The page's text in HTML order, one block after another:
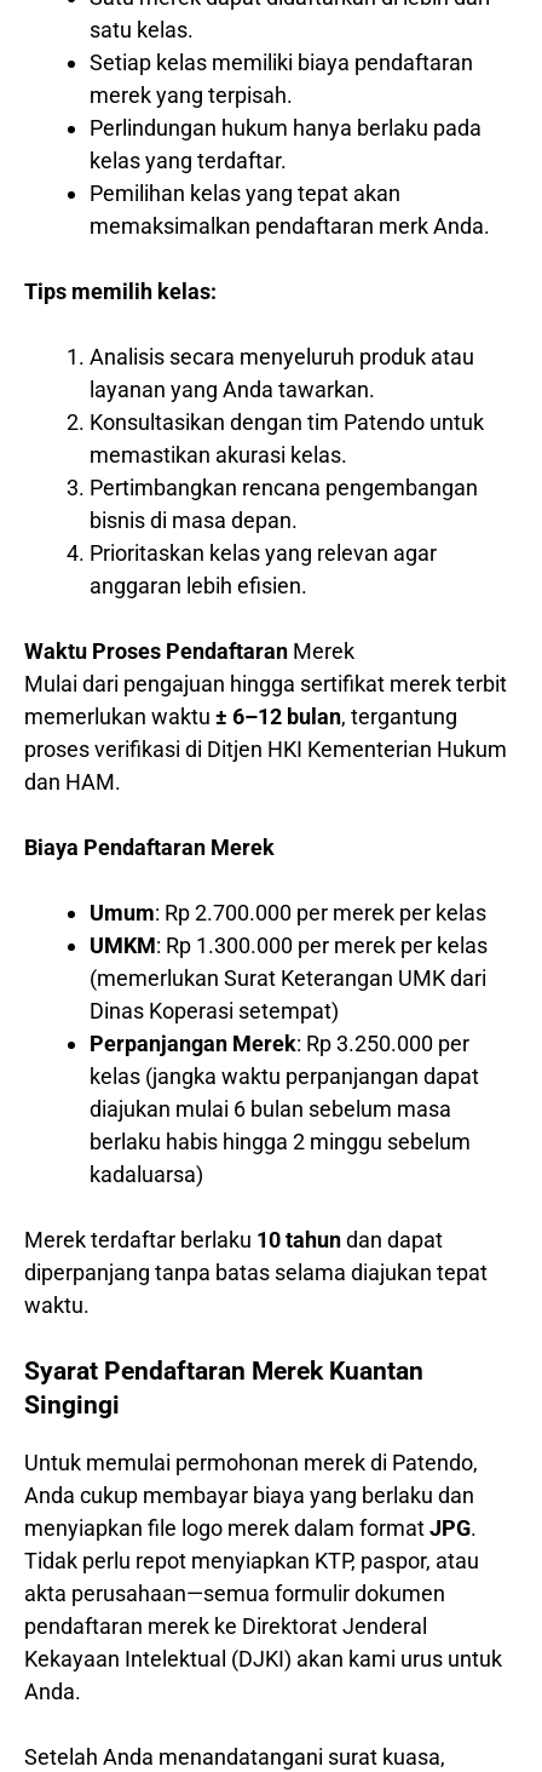
satu kelas.
Setiap kelas memiliki biaya pendaftaran
merek yang terpisah.
Perlindungan hukum hanya berlaku pada
kelas yang terdaftar.
Pemilihan kelas yang tepat akan
memaksimalkan pendaftaran merk Anda.
Tips memilih kelas:
Analisis secara menyeluruh produk atau
layanan yang Anda tawarkan.
Konsultasikan dengan tim Patendo untuk
memastikan akurasi kelas.
Pertimbangkan rencana pengembangan
bisnis di masa depan.
Prioritaskan kelas yang relevan agar
anggaran lebih efisien.
Waktu Proses Pendaftaran Merek
Mulai dari pengajuan hingga sertifikat merek terbit
memerlukan waktu ± 6–12 bulan, tergantung
proses verifikasi di Ditjen HKI Kementerian Hukum
dan HAM.
Biaya Pendaftaran Merek
Umum: Rp 2.700.000 per merek per kelas
UMKM: Rp 1.300.000 per merek per kelas
(memerlukan Surat Keterangan UMK dari
Dinas Koperasi setempat)
Perpanjangan Merek: Rp 3.250.000 per
kelas (jangka waktu perpanjangan dapat
diajukan mulai 6 bulan sebelum masa
berlaku habis hingga 2 minggu sebelum
kadaluarsa)
Merek terdaftar berlaku 10 tahundan dapat
diperpanjang tanpa batas selama diajukan tepat
waktu.
Syarat Pendaftaran Merek Kuantan
Singingi
Untuk memulai permohonan merek di Patendo,
Anda cukup membayar biaya yang berlaku dan
menyiapkan file logo merek dalam formatJPG.
Tidak perlu repot menyiapkan KTP, paspor, atau
akta perusahaan—semua formulir dokumen
pendaftaran merek ke Direktorat Jenderal
Kekayaan Intelektual (DJKI) akan kami urus untuk
Anda.
Setelah Anda menandatangani surat kuasa,